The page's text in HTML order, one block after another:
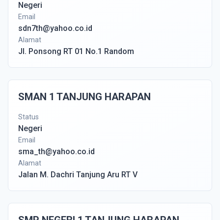
Negeri
Email
sdn7th@yahoo.co.id
Alamat
Jl. Ponsong RT 01 No.1 Random
SMAN 1 TANJUNG HARAPAN
Status
Negeri
Email
sma_th@yahoo.co.id
Alamat
Jalan M. Dachri Tanjung Aru RT V